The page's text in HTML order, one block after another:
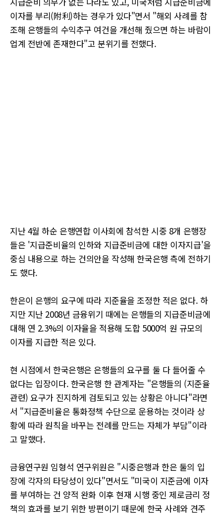
이자를 부리(附利)하는 경우가 있다"면서 "해외 사례를 참
조해 은행들의 수익추구 여건을 개선해 줬으면 하는 바람이
업계 전반에 존재한다"고 분위기를 전했다.
지난 4월 하순 은행연합 이사회에 참석한 시중 8개 은행장
들은 '지급준비율의 인하와 지급준비금에 대한 이자지급'을
중심 내용으로 하는 건의안을 작성해 한국은행 측에 전하기
도 했다.
한은이 은행의 요구에 따라 지준율을 조정한 적은 없다. 하
지만 지난 2008년 금융위기 때에는 은행들의 지급준비금에
대해 연 2.3%의 이자율을 적용해 도합 5000억 원 규모의
이자를 지급한 적은 있다.
현 시점에서 한국은행은 은행들의 요구를 둘 다 들어줄 수
없다는 입장이다. 한국은행 한 관계자는 "은행들의 (지준율
관련) 요구가 진지하게 검토되고 있는 상황은 아니다"라면
서 "지급준비율은 통화정책 수단으로 운용하는 것이라 상
황에 따라 원칙을 바꾸는 전례를 만드는 자체가 부담"이라
고 말했다.
금융연구원 임형석 연구위원은 "시중은행과 한은 둘의 입
장에 각자의 타당성이 있다"면서도 "미국이 지준금에 이자
를 부여하는 건 양적 완화 이후 현재 시행 중인 제로금리 정
책의 효과를 보기 위한 방편이기 때문에 한국 사례와 견주